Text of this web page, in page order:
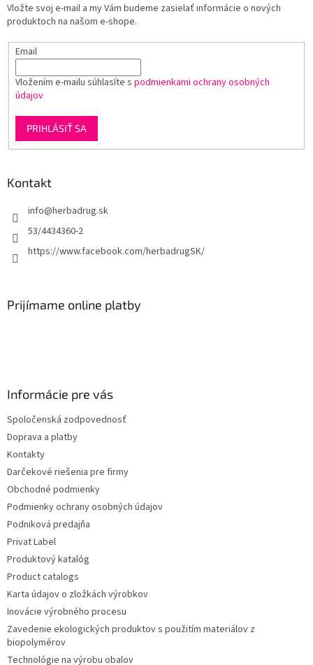
Vložte svoj e-mail a my Vám budeme zasielať informácie o nových
produktoch na našom e-shope.
Email
Vložením e-mailu súhlasíte s podmienkami ochrany osobných
údajov
PRIHLÁSIŤ SA
Kontakt
info@herbadrug.sk
53/4434360-2
https://www.facebook.com/herbadrugSK/
Prijímame online platby
Informácie pre vás
Spoločenská zodpovednosť
Doprava a platby
Kontakty
Darčekové riešenia pre firmy
Obchodné podmienky
Podmienky ochrany osobných údajov
Podniková predajňa
Privat Label
Produktový katalóg
Product catalogs
Karta údajov o zložkách výrobkov
Inovácie výrobného procesu
Zavedenie ekologických produktov s použitím materiálov z
biopolymérov
Technológie na výrobu obalov